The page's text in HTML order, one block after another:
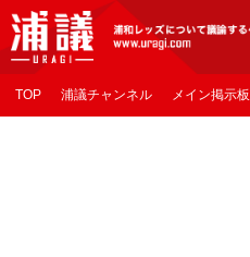
[浦議]浦和レッズについて議論するページ
TOP 浦議チャンネル メイン掲示板